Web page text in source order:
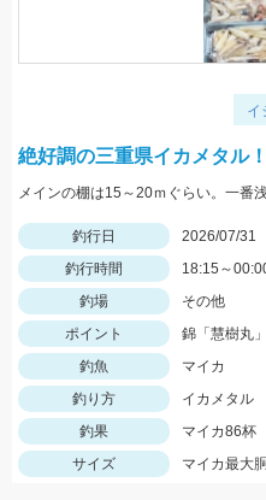
イ
絶好調の三重県イカメタル
釣行日
2026/07/31
釣行時間
18:15～
釣場
その他
ポイント
錦「慧樹丸
釣魚
マイカ
釣り方
イカメタル
釣果
マイカ86杯
サイズ
マイカ最大